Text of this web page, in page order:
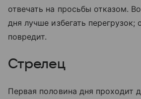
отвечать на просьбы отказом.
дня лучше избегать перегрузок;
повредит.
Стрелец
Первая половина дня проходит